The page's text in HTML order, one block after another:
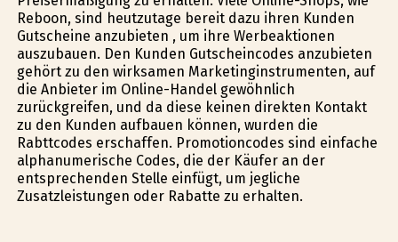
Reboon, sind heutzutage bereit dazu ihren Kunden
Gutscheine anzubieten , um ihre Werbeaktionen
auszubauen. Den Kunden Gutscheincodes anzubieten
gehört zu den wirksamen Marketinginstrumenten, auf
die Anbieter im Online-Handel gewöhnlich
zurückgreifen, und da diese keinen direkten Kontakt
zu den Kunden aufbauen können, wurden die
Rabttcodes erschaffen. Promotioncodes sind einfache
alphanumerische Codes, die der Käufer an der
entsprechenden Stelle einfügt, um jegliche
Zusatzleistungen oder Rabatte zu erhalten.